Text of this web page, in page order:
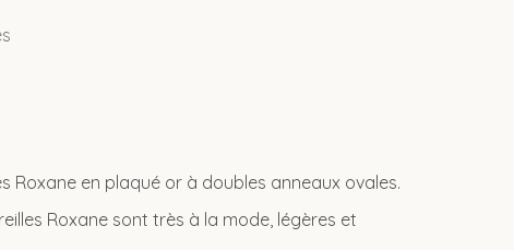
Roxane en plaqué or à doubles anneaux ovales.
Roxane sont très à la mode, légères et